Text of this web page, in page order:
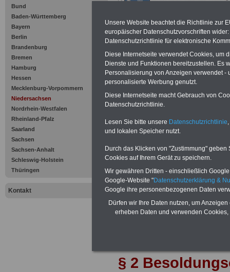
Bund
Baden-Württemberg
Bayern
Berlin
Brandenburg
Bremen
Hamburg
Hessen
Mecklenburg-Vorpommern
Niedersachsen
Nordrhein-Westfalen
Rheinland-Pfalz
Saarland
Sachsen
Sachsen-Anhalt
Schleswig-Holstein
Thüringen
Kontakt
(NBesG)
Stand: 26. Mai
§ 1
§ 1a
Eingetragenen
§ 2
Unsere Website beachtet die Richtlinie zur
europäischer Datenschutzvorschriften
Datenschutzrichtlinie für elektronische
Diese Internetseite verwendet Cookies, um
Dienste und Funktionen bereitzustellen. Es
Personalisierung von Anzeigen verwendet
personalisierte Werbung genutzt.
Diese Internetseite macht Gebrauch von
Datenschutzrichtlinie.
Lesen Sie bitte unsere Datenschutzrichtlinie
und lokalen Speicher nutzt.
Durch das Klicken von "Zustimmung"
Cookies auf Ihrem Gerät zu speichern.
Wir gewähren Dritten - einschließlich
Google-Website "Datenschutzerklärung &
Google ihre personenbezogenen Daten
Dürfen wir Ihre Daten nutzen, um
erheben Daten und verwenden